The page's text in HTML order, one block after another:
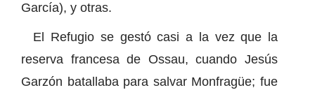
García), y otras.
El Refugio se gestó casi a la vez que la
reserva francesa de Ossau, cuando Jesús
Garzón batallaba para salvar Monfragüe; fue